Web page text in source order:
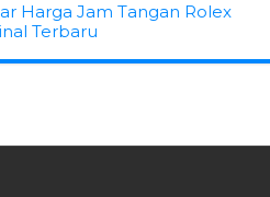
Harga Jam Tangan Rolex
Terbaru